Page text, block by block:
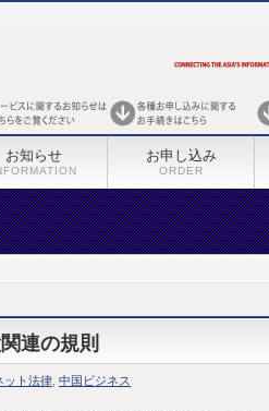
お知らせ お申し込み
ORDER
連の規則
ット法律 中国ビジネス